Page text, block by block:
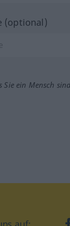
(optional)
Sie ein Mensch